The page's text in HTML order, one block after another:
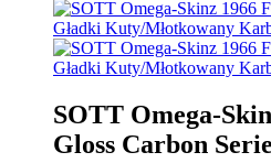
SOTT Omega-
Gloss Carbon